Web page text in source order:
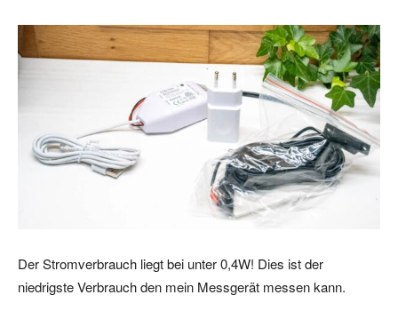
Der Stromverbrauch liegt bei unter 0,4W! Dies ist der
niedrigste Verbrauch den mein Messgerät messen kann.